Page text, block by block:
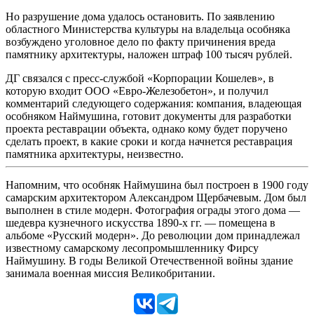
Но разрушение дома удалось остановить. По заявлению
областного Министерства культуры на владельца особняка
возбуждено уголовное дело по факту причинения вреда
памятнику архитектуры, наложен штраф 100 тысяч рублей.
ДГ связался с пресс-службой «Корпорации Кошелев», в
которую входит ООО «Евро-Железобетон», и получил
комментарий следующего содержания: компания, владеющая
особняком Наймушина, готовит документы для разработки
проекта реставрации объекта, однако кому будет поручено
сделать проект, в какие сроки и когда начнется реставрация
памятника архитектуры, неизвестно.
Напомним, что особняк Наймушина был построен в 1900 году
самарским архитектором Александром Щербачевым. Дом был
выполнен в стиле модерн. Фотография ограды этого дома —
шедевра кузнечного искусства 1890-х гг. — помещена в
альбоме «Русский модерн». До революции дом принадлежал
известному самарскому лесопромышленнику Фирсу
Наймушину. В годы Великой Отечественной войны здание
занимала военная миссия Великобритании.